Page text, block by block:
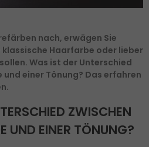
nach, erwägen Sie
Haarfarbe oder lieber
Was ist der Unterschied
einer Tönung? Das erfahren
ZWISCHEN
UND EINER TÖNUNG?